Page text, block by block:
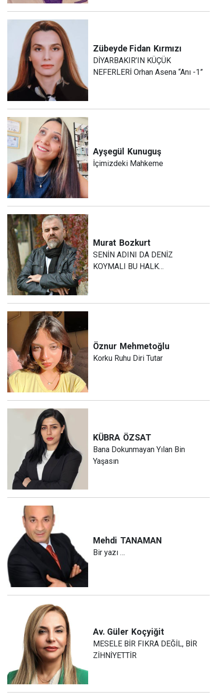
Zübeyde Fidan Kırmızı
DİYARBAKIR’IN KÜÇÜK
NEFERLERİ Orhan Asena “Anı -1”
Ayşegül Kunuguş
İçimizdeki Mahkeme
Murat Bozkurt
SENİN ADINI DA DENİZ
KOYMALI BU HALK…
Öznur Mehmetoğlu
Korku Ruhu Diri Tutar
KÜBRA ÖZSAT
Bana Dokunmayan Yılan Bin
Yaşasın
Mehdi TANAMAN
Bir yazı …
Av. Güler Koçyiğit
MESELE BİR FIKRA DEĞİL, BİR
ZİHNİYETTİR